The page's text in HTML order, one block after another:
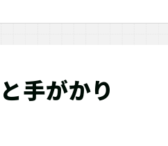
手がかり